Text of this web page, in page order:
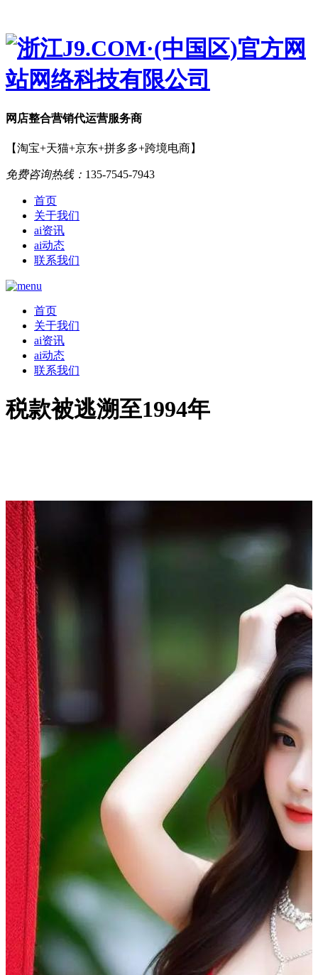
网店整合营销代运营服务商
【淘宝+天猫+京东+拼多多+跨境电商】
免费咨询热线： 135-7545-7943
首页
关于我们
ai资讯
ai动态
联系我们
首页
关于我们
ai资讯
ai动态
联系我们
税款被逃溯至1994年